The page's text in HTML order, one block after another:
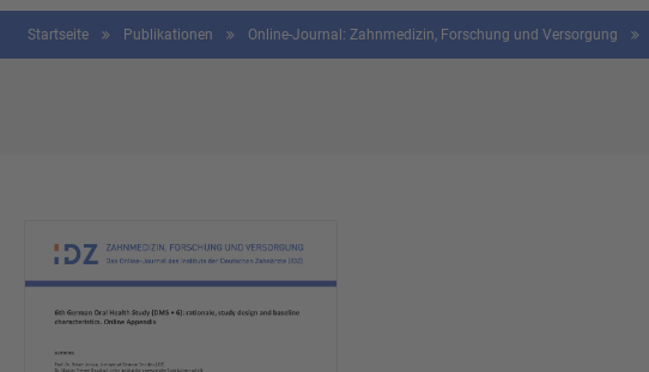
Startseite Publikationen Online-Journal: Zahnmedizin, Forschung und Versorgung